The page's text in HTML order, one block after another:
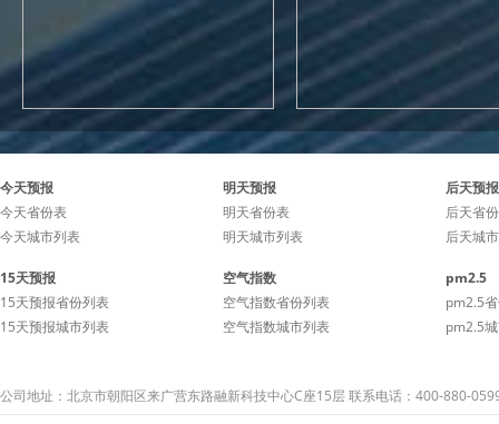
今天预报
今天省份表
今天城市列表
明天预报
明天省份表
明天城市列表
后天预报
后天省
后天城
15天预报
15天预报省份列表
15天预报城市列表
空气指数
空气指数省份列表
空气指数城市列表
pm2.5
pm2.5
pm2.5
公司地址：北京市朝阳区来广营东路融新科技中心C座15层 联系电话：400-880-